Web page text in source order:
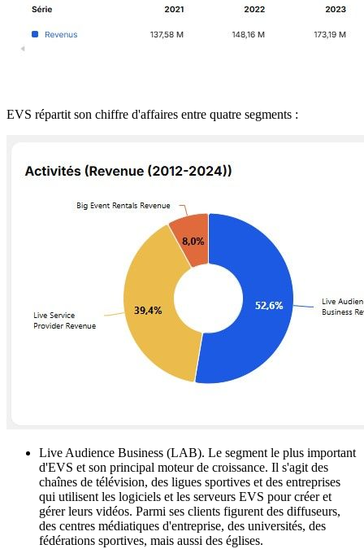
EVS répartit son chiffre d'affaires entre quatre segments :
Live Audience Business (LAB). Le segment le plus important
d'EVS et son principal moteur de croissance. Il s'agit des
chaînes de télévision, des ligues sportives et des entreprises
qui utilisent les logiciels et les serveurs EVS pour créer et
gérer leurs vidéos. Parmi ses clients figurent des diffuseurs,
des centres médiatiques d'entreprise, des universités, des
fédérations sportives, mais aussi des églises.